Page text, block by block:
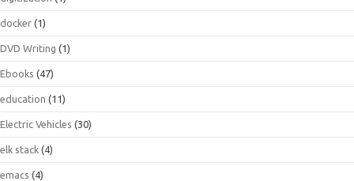
docker (1)
DVD Writing (1)
Ebooks (47)
education (11)
Electric Vehicles (30)
elk stack (4)
emacs (4)